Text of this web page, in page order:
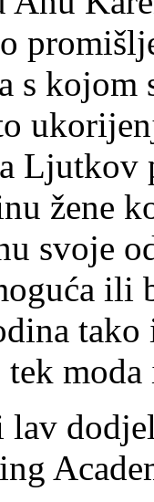
s
Ljutkov
žene
svoje
ili
tako
lav